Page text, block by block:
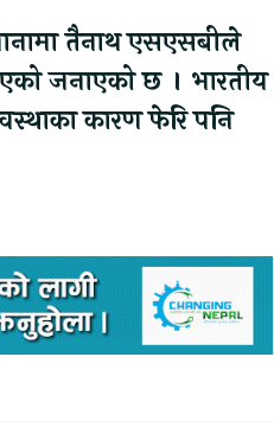
तैनाथ एसएसबीले
जनाएको छ । भारतीय
कारण फेरि पनि